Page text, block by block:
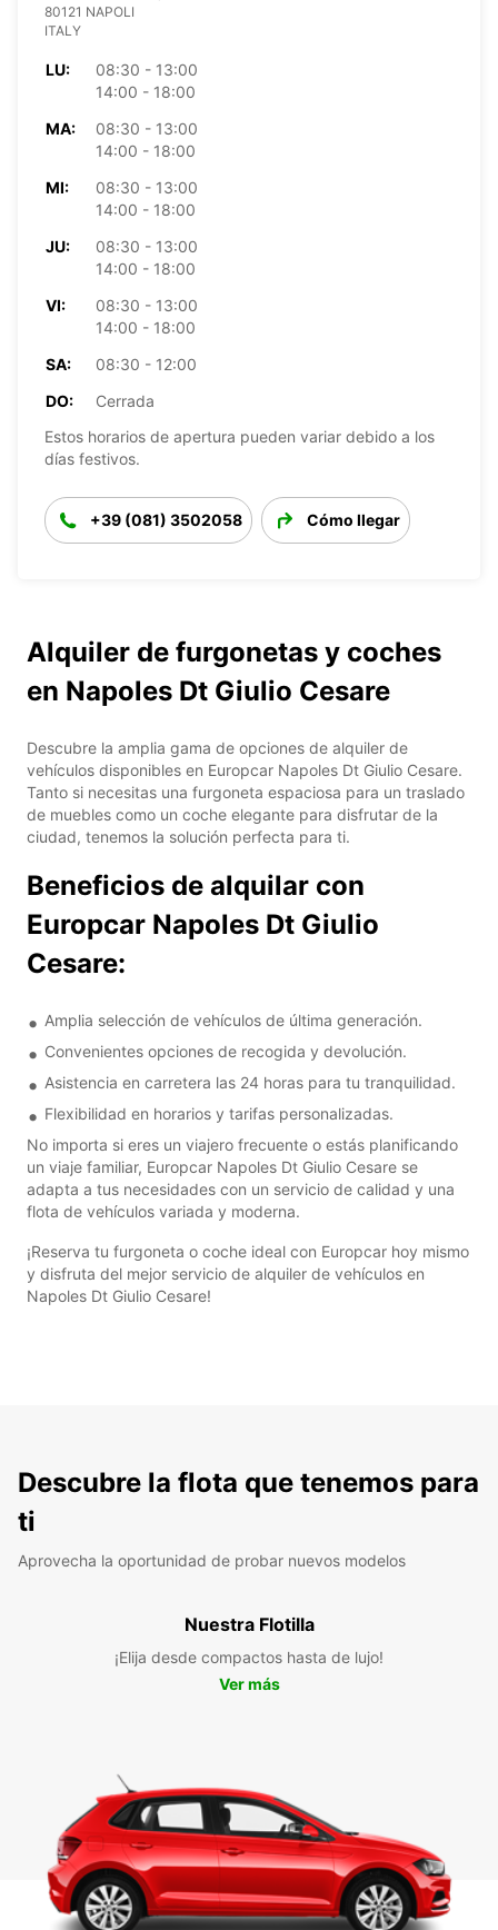
80121 NAPOLI
ITALY
LU:
08:30 - 13:00
14:00 - 18:00
MA:
08:30 - 13:00
14:00 - 18:00
MI:
08:30 - 13:00
14:00 - 18:00
JU:
08:30 - 13:00
14:00 - 18:00
VI:
08:30 - 13:00
14:00 - 18:00
SA:
08:30 - 12:00
DO:
Cerrada
Estos horarios de apertura pueden variar debido a los
días festivos.
+39 (081) 3502058 Cómo llegar
Alquiler de furgonetas y coches
en Napoles Dt Giulio Cesare
Descubre la amplia gama de opciones de alquiler de
vehículos disponibles en Europcar Napoles Dt Giulio Cesare.
Tanto si necesitas una furgoneta espaciosa para un traslado
de muebles como un coche elegante para disfrutar de la
ciudad, tenemos la solución perfecta para ti.
Beneficios de alquilar con
Europcar Napoles Dt Giulio
Cesare:
Amplia selección de vehículos de última generación.
Convenientes opciones de recogida y devolución.
Asistencia en carretera las 24 horas para tu tranquilidad.
Flexibilidad en horarios y tarifas personalizadas.
No importa si eres un viajero frecuente o estás planificando
un viaje familiar, Europcar Napoles Dt Giulio Cesare se
adapta a tus necesidades con un servicio de calidad y una
flota de vehículos variada y moderna.
¡Reserva tu furgoneta o coche ideal con Europcar hoy mismo
y disfruta del mejor servicio de alquiler de vehículos en
Napoles Dt Giulio Cesare!
Descubre la flota que tenemos para
ti
Aprovecha la oportunidad de probar nuevos modelos
Nuestra Flotilla
¡Elija desde compactos hasta de lujo!
Ver más